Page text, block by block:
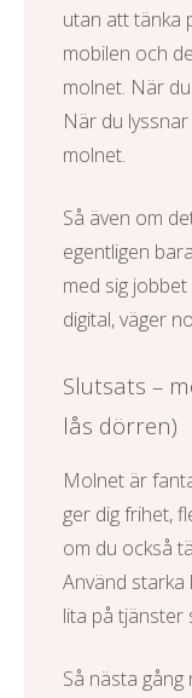
utan att tänka
mobilen och
molnet. När
När du lyssnar
molnet.
Så även om
egentligen
med sig jobbet
digital, väger
Slutsats –
lås dörren)
Molnet är
ger dig frihet,
om du också
Använd starka
lita på tjänster
Så nästa gång